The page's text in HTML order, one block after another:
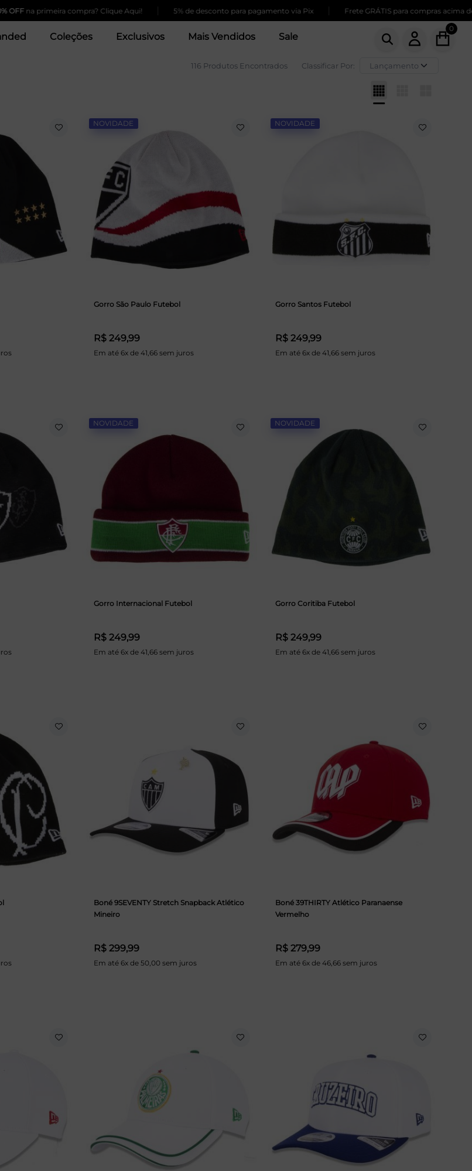
compra? Clique Aqui! | 5% de desconto para pagamento via Pix | Frete GRÁTIS para compras acima de 259,00
Coleções Exclusivos Mais Vendidos Sale
0
116 Produtos Encontrados Classificar Por:
NOVIDADE
Gorro São Paulo Futebol
R$ 249,99
Em até 6x de 41,66 sem juros
NOVIDADE
Gorro Santos Futebol
R$ 249,99
Em até 6x de 41,66 sem juros
NOVIDADE
Gorro Internacional Futebol
R$ 249,99
Em até 6x de 41,66 sem juros
NOVIDADE
Gorro Coritiba Futebol
R$ 249,99
Em até 6x de 41,66 sem juros
Boné 9SEVENTY Stretch Snapback Atlético
Mineiro
R$ 299,99
Em até 6x de 50,00 sem juros
Boné 39THIRTY Atlético Paranaense
Vermelho
R$ 279,99
Em até 6x de 46,66 sem juros